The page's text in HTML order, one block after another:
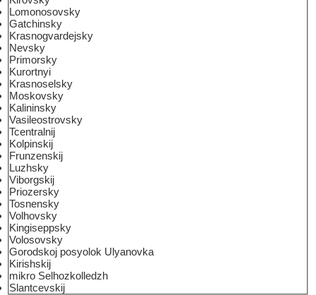
Lomonosovsky
Gatchinsky
Krasnogvardejsky
Nevsky
Primorsky
Kurortnyi
Krasnoselsky
Moskovsky
Kalininsky
Vasileostrovsky
Tcentralnij
Kolpinskij
Frunzenskij
Luzhsky
Viborgskij
Priozersky
Tosnensky
Volhovsky
Kingiseppsky
Volosovsky
Gorodskoj posyolok Ulyanovka
Kirishskij
mikro Selhozkolledzh
Slantcevskij